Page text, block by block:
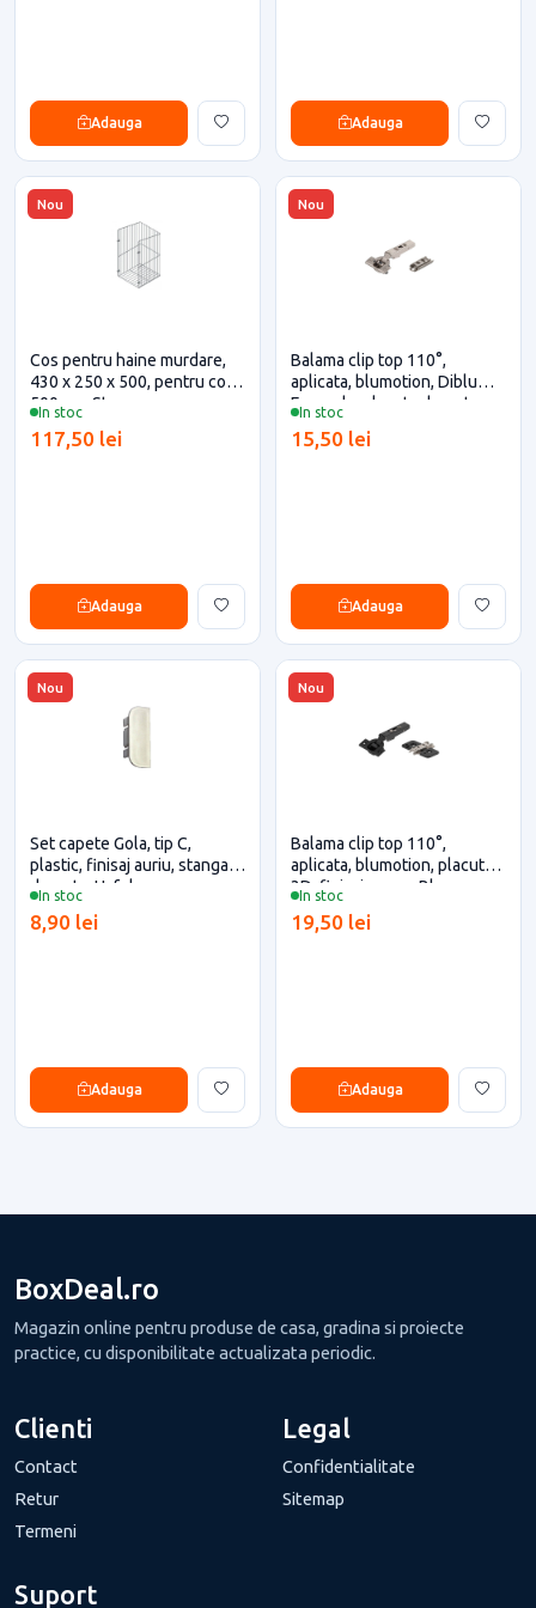
Adauga Adauga
Nou
In stoc
Cos pentru haine murdare,
430 x 250 x 500, pentru corp
500mm, Starax
117,50 lei
Adauga
Nou
In stoc
Balama clip top 110°,
aplicata, blumotion, Diblu
Expando, placuta dreapta,
eficiente
15,50 lei
Adauga
Nou
In stoc
Set capete Gola, tip C,
plastic, finisaj auriu, stanga-
dreapta, Hafele
8,90 lei
Adauga
Nou
In stoc
Balama clip top 110°,
aplicata, blumotion, placuta
3D, finisaj negru, Blum
eficiente
19,50 lei
Adauga
BoxDeal.ro
Magazin online pentru produse de casa, gradina si proiecte
practice, cu disponibilitate actualizata periodic.
Clienti
Contact
Retur
Termeni
Legal
Confidentialitate
Sitemap
Suport